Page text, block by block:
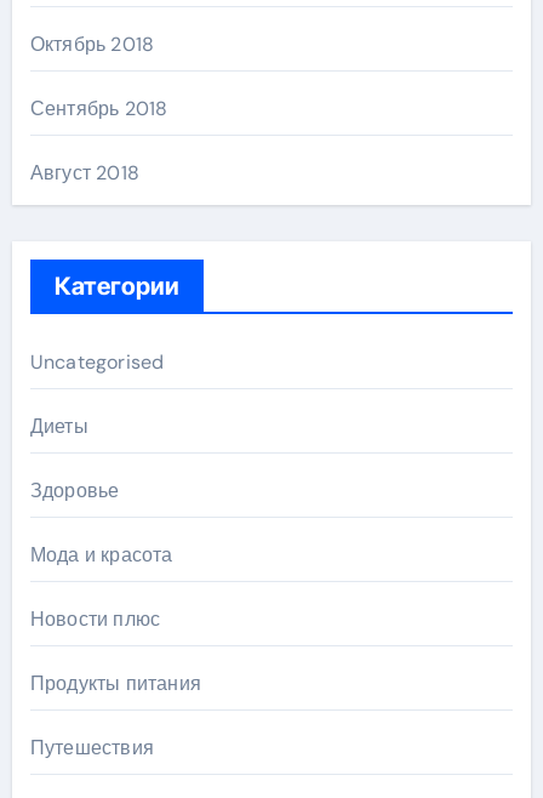
Октябрь 2018
Сентябрь 2018
Август 2018
Категории
Uncategorised
Диеты
Здоровье
Мода и красота
Новости плюс
Продукты питания
Путешествия